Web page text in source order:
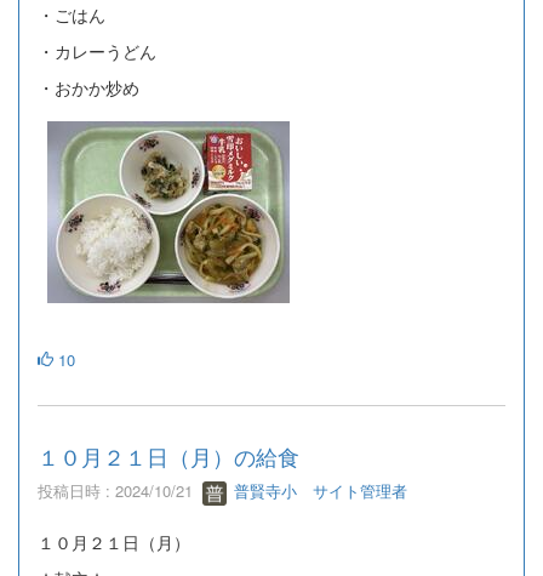
・ごはん
・カレーうどん
・おかか炒め
10
１０月２１日（月）の給食
投稿日時 : 2024/10/21 普賢寺小 サイト管理者
１０月２１日（月）